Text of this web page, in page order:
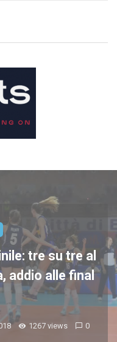
tre su tre al
addio alle final
1267 views 0